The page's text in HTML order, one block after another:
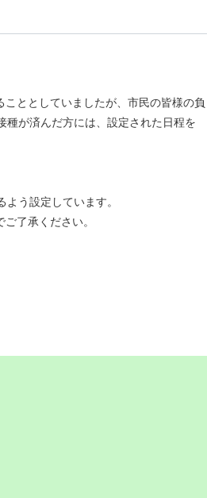
ととしていましたが、市民の皆様の負
種が済んだ方には、設定された日程を
う設定しています。
了承ください。